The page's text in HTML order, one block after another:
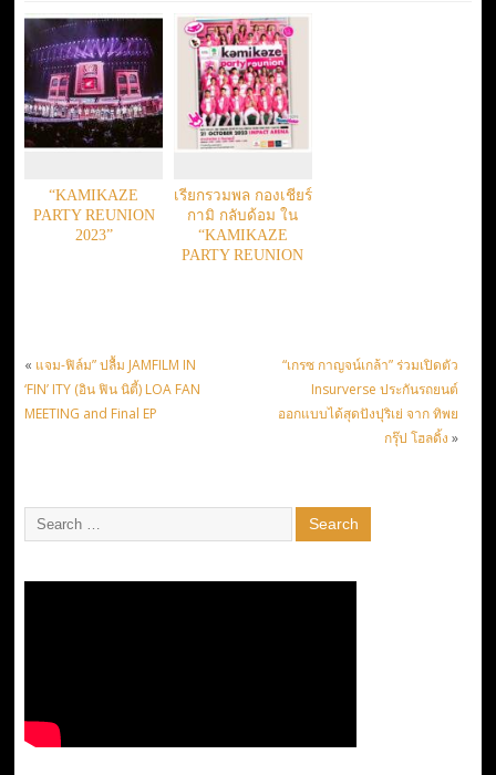
“KAMIKAZE
PARTY REUNION
2023”
เรียกรวมพล กองเชียร์
กามิ กลับด้อม ใน
“KAMIKAZE
PARTY REUNION
« แจม-ฟิล์ม” ปลื้ม JAMFILM IN
‘FIN’ ITY (อิน ฟิน นิตี้) LOA FAN
MEETING and Final EP
“เกรซ กาญจน์เกล้า” ร่วมเปิดตัว
Insurverse ประกันรถยนต์
ออกแบบได้สุดปังปุริเย่ จาก ทิพย
กรุ๊ป โฮลดิ้ง »